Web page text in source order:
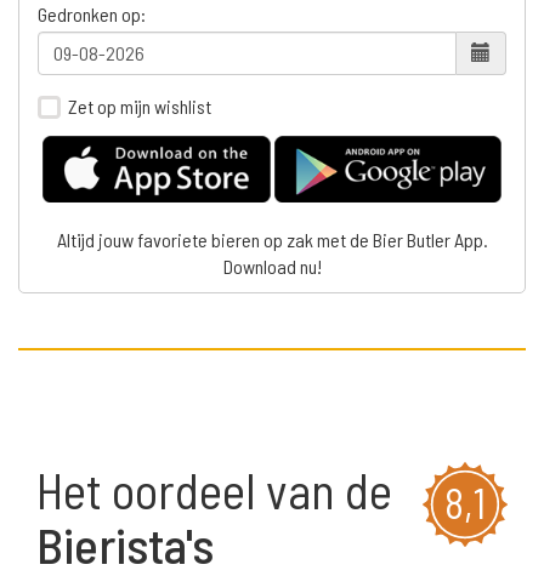
Gedronken op:
Zet op mijn wishlist
Altijd jouw favoriete bieren op zak met de Bier Butler App.
Download nu!
8,1
Het oordeel van de
Bierista's